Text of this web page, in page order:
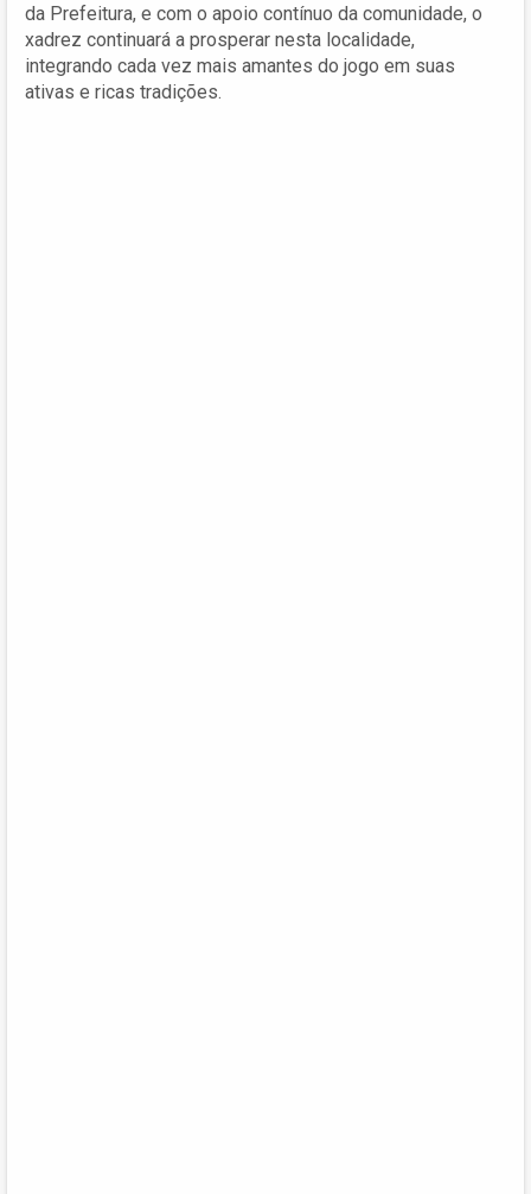
da Prefeitura, e com o apoio contínuo da comunidade, o
xadrez continuará a prosperar nesta localidade,
integrando cada vez mais amantes do jogo em suas
ativas e ricas tradições.